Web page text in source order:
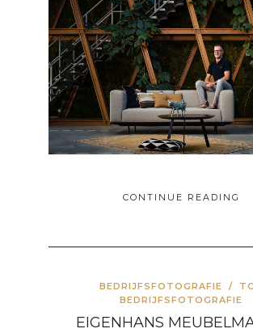
CONTINUE READING
BEDRIJFSFOTOGRAFIE /
BEDRIJFSFOTOGRAFIE
EIGENHANS